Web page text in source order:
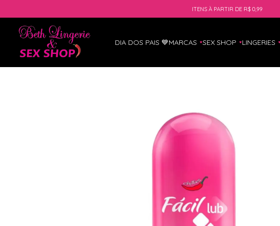
ITENS À PARTIR DE R$ 0,99
DIA DOS PAIS 💙MARCAS SEX SHOP LINGERIES